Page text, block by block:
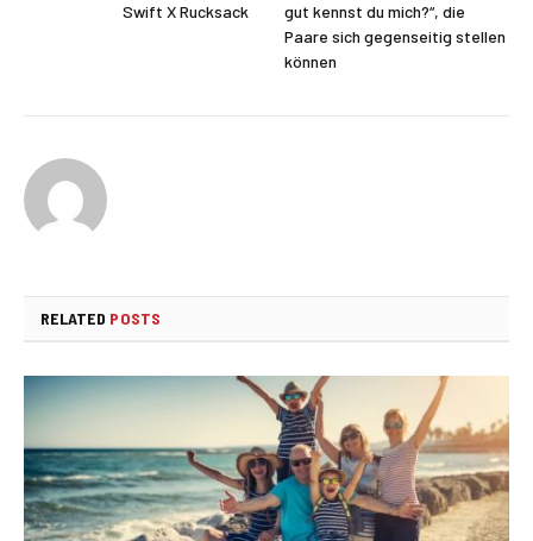
Swift X Rucksack
gut kennst du mich?“, die
Paare sich gegenseitig stellen
können
RELATED POSTS